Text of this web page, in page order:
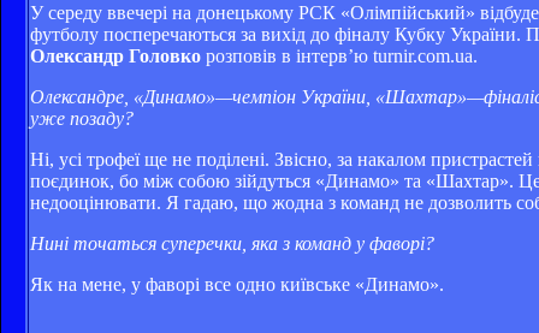
У середу ввечері на донецькому РСК «Олімпійський»
футболу посперечаються за вихід до фіналу Кубку України.
Олександр Головко розповів в інтерв’ю turnir.com.ua.
Олександре, «Динамо»—чемпіон України,
уже позаду?
Ні, усі трофеї ще не поділені. Звісно, за накалом
поєдинок, бо між собою зійдуться «Динамо» та «Шахтар».
недооцінювати. Я гадаю, що жодна з команд не дозволить
Нині точаться суперечки, яка з команд у фаворі?
Як на мене, у фаворі все одно київське «Динамо».